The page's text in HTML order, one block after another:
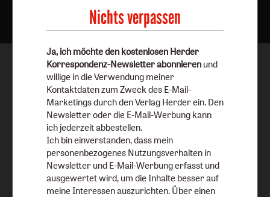
Nichts verpassen
Ja, ich möchte den kostenlosen Herder
Korrespondenz-Newsletter abonnieren und
willige in die Verwendung meiner
Kontaktdaten zum Zweck des E-Mail-
Marketings durch den Verlag Herder ein. Den
Newsletter oder die E-Mail-Werbung kann
ich jederzeit abbestellen.
Ich bin einverstanden, dass mein
personenbezogenes Nutzungsverhalten in
Newsletter und E-Mail-Werbung erfasst und
ausgewertet wird, um die Inhalte besser auf
meine Interessen auszurichten. Über einen